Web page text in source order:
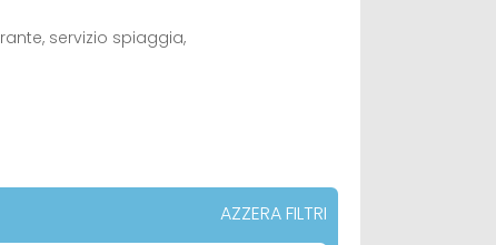
servizio spiaggia,
AZZERA FILTRI